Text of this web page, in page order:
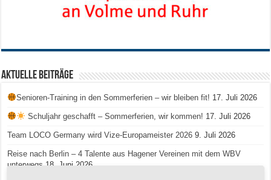
Aktuelle Beiträge
Senioren-Training in den Sommerferien – wir bleiben fit! 17. Juli 2026
Schuljahr geschafft – Sommerferien, wir kommen! 17. Juli 2026
Team LOCO Germany wird Vize-Europameister 2026 9. Juli 2026
Reise nach Berlin – 4 Talente aus Hagener Vereinen mit dem WBV
unterwegs 18. Juni 2026